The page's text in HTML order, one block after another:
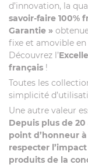
d’innovation, la
savoir-faire 100%
Garantie »
fixe et amovible
Découvrez l’
français !
Toutes les
simplicité
Une autre valeur
Depuis plus de 20
point d’honneur
respecter
produits de la